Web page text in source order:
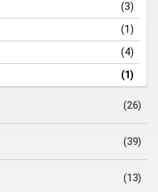
(3)
(1)
(4)
(1)
(26)
(39)
(13)